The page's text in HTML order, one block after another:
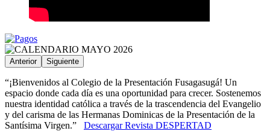
Anterior Siguiente
“¡Bienvenidos al Colegio de la Presentación Fusagasugá! Un
espacio donde cada día es una oportunidad para crecer. Sostenemos
nuestra identidad católica a través de la trascendencia del Evangelio
y del carisma de las Hermanas Dominicas de la Presentación de la
Santísima Virgen.” Descargar Revista DESPERTAD